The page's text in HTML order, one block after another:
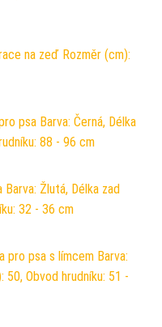
na zeď Rozměr (cm):
psa Barva: Černá, Délka
88 - 96 cm
Žlutá, Délka zad
32 - 36 cm
pro psa s límcem Barva:
50, Obvod hrudníku: 51 -